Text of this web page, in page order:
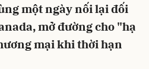
một ngày nối lại đối
mở đường cho "hạ
mại khi thời hạn
Hủy